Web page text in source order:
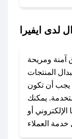
يمكنك
وقت ممكن.
### كيف تحصل على كوبونات خصم حصرية من
ايفيرا؟
قم بما
يلي:
- اضغط على أيقونة متابعة لمتجر ايفيرا في تطبيق
صحصح.
لدى ايفيرا
آمنة ومريحة
المنتجات
يجب أن تكون
يمكنك
أو